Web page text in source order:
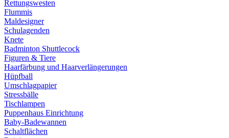
Rettungswesten
Flummis
Maldesigner
Schulagenden
Knete
Badminton Shuttlecock
Figuren & Tiere
Haarfärbung und Haarverlängerungen
Hüpfball
Umschlagpapier
Stressbälle
Tischlampen
Puppenhaus Einrichtung
Baby-Badewannen
Schaltflächen